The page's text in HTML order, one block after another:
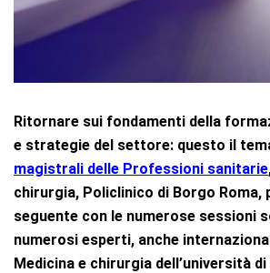
Ritornare sui fondamenti della
e strategie del settore: questo il
magistrali delle Professioni sanitarie
chirurgia, Policlinico di Borgo Roma,
seguente con le numerose sessioni
numerosi esperti, anche
Medicina e chirurgia dell’università di